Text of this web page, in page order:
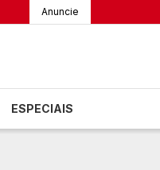
Anuncie
ESPECIAIS